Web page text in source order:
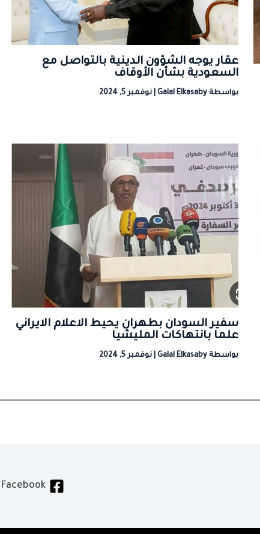
عقار يوجه الشؤون الدينية بالتواصل مع
السعودية بشأن الأوقاف
بواسطة Galal Elkasaby نوفمبر 5, 2024
سفير السودان بطهران يحيط الاعلام الايراني
علما بانتهاكات المليشيا
بواسطة Galal Elkasaby نوفمبر 5, 2024
Facebook